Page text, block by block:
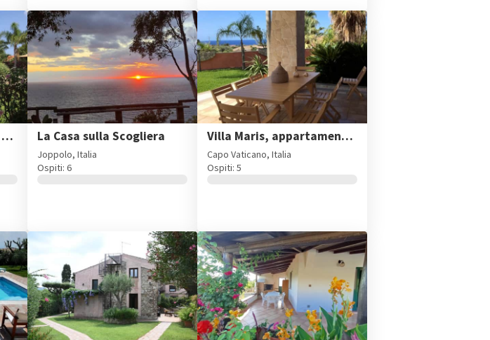
Villa Maris, per 10 pax a Capo Vaticano La Casa sulla Scogliera
Joppolo, Italia
Ospiti: 6
Villa Maris, appartamento piano terra per 4/5 pax
Capo Vaticano, Italia
Ospiti: 5